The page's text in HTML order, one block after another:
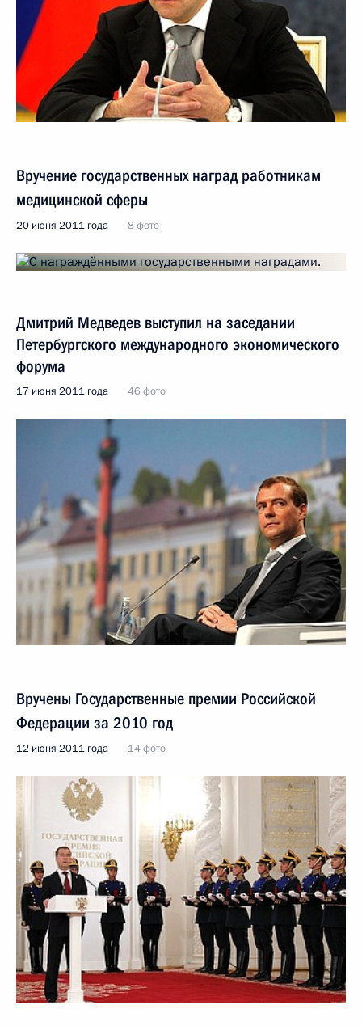
Вручение государственных наград работникам
медицинской сферы
20 июня 2011 года 8 фото
Дмитрий Медведев выступил на заседании
Петербургского международного экономического
форума
17 июня 2011 года 46 фото
Вручены Государственные премии Российской
Федерации за 2010 год
12 июня 2011 года 14 фото